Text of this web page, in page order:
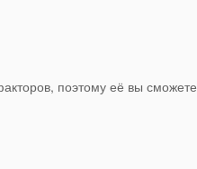
поэтому её вы сможете